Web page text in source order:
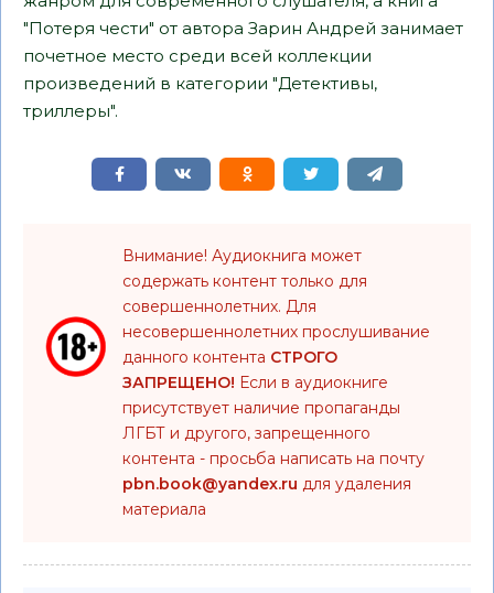
"Потеря чести" от автора Зарин Андрей занимает
почетное место среди всей коллекции
произведений в категории "Детективы,
триллеры".
Внимание! Аудиокнига может
содержать контент только для
совершеннолетних. Для
несовершеннолетних прослушивание
данного контента СТРОГО
ЗАПРЕЩЕНО! Если в аудиокниге
присутствует наличие пропаганды
ЛГБТ и другого, запрещенного
контента - просьба написать на почту
pbn.book@yandex.ru для удаления
материала